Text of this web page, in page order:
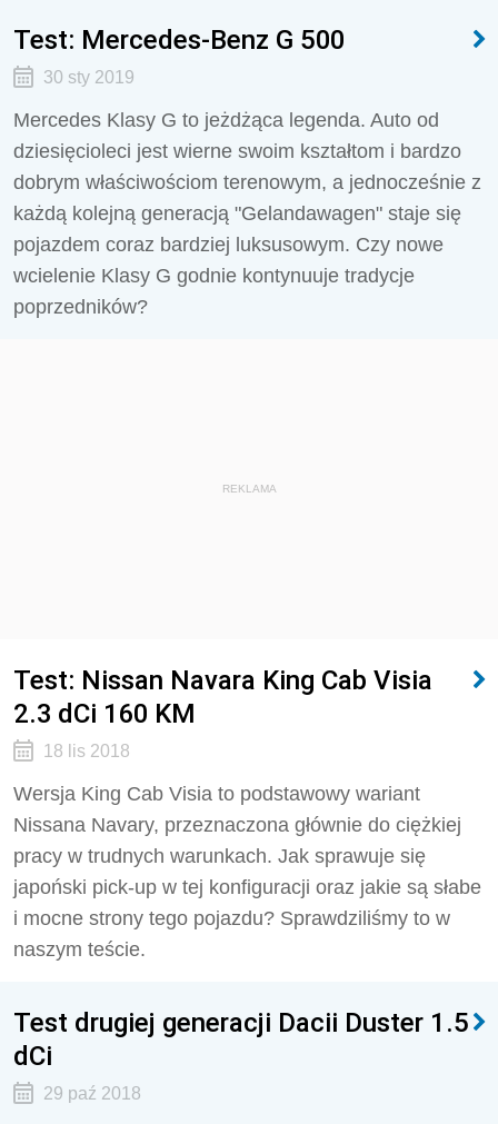
Test: Mercedes-Benz G 500
30 sty 2019
Mercedes Klasy G to jeżdżąca legenda. Auto od
dziesięcioleci jest wierne swoim kształtom i bardzo
dobrym właściwościom terenowym, a jednocześnie z
każdą kolejną generacją "Gelandawagen" staje się
pojazdem coraz bardziej luksusowym. Czy nowe
wcielenie Klasy G godnie kontynuuje tradycje
poprzedników?
REKLAMA
Test: Nissan Navara King Cab Visia
2.3 dCi 160 KM
18 lis 2018
Wersja King Cab Visia to podstawowy wariant
Nissana Navary, przeznaczona głównie do ciężkiej
pracy w trudnych warunkach. Jak sprawuje się
japoński pick-up w tej konfiguracji oraz jakie są słabe
i mocne strony tego pojazdu? Sprawdziliśmy to w
naszym teście.
Test drugiej generacji Dacii Duster 1.5
dCi
29 paź 2018